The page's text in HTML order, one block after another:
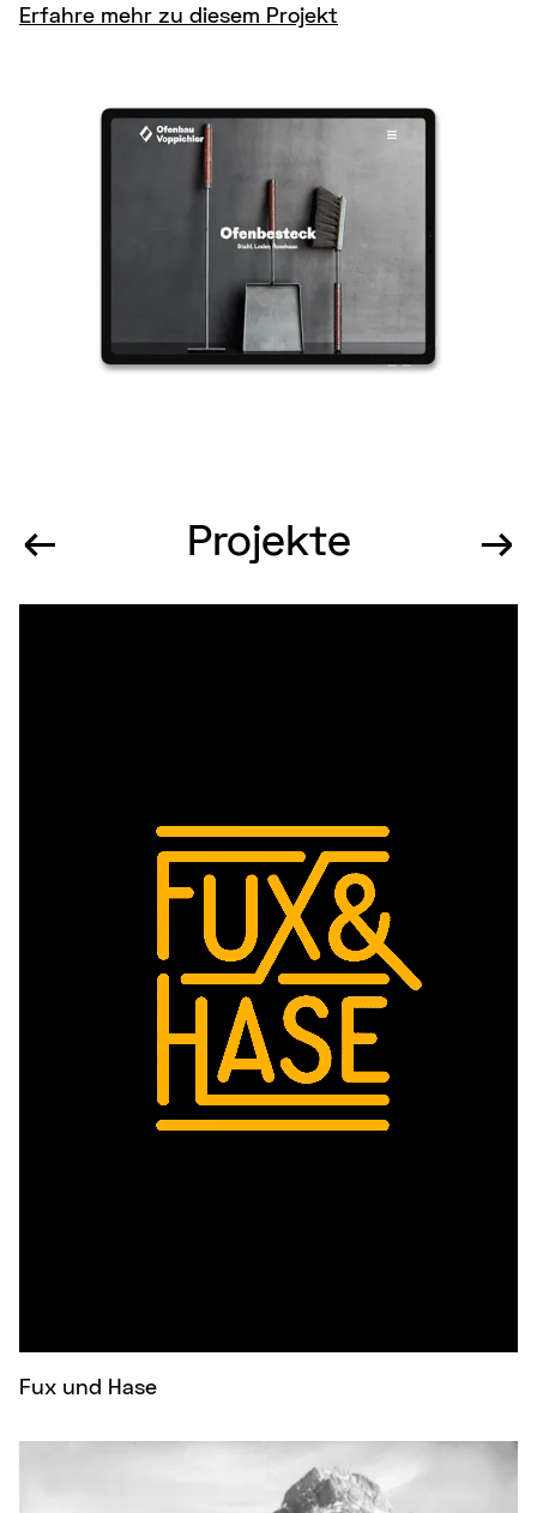
Erfahre mehr zu diesem Projekt
← Projekte →
Fux und Hase